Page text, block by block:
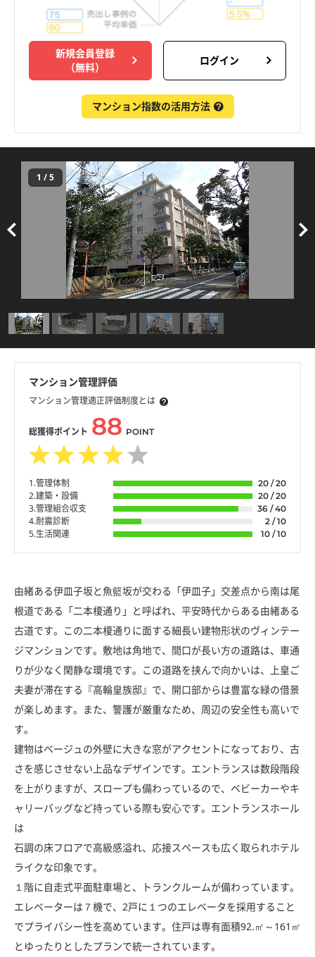
新規会員登録
（無料）
ログイン
マンション指数の活用方法
1 /5
マンション管理評価
マンション管理適正評価制度とは
総獲得ポイント 88 POINT
1.管理体制 20 / 20
2.建築・設備 20 / 20
3.管理組合収支 36 / 40
4.耐震診断 2 / 10
5.生活関連 10 / 10
由緒ある伊皿子坂と魚籃坂が交わる「伊皿子」交差点から南は尾
根道である「二本榎通り」と呼ばれ、平安時代からある由緒ある
古道です。この二本榎通りに面する細長い建物形状のヴィンテー
ジマンションです。敷地は角地で、間口が長い方の道路は、車通
りが少なく閑静な環境です。この道路を挟んで向かいは、上皇ご
夫妻が滞在する『高輪皇族邸』で、開口部からは豊富な緑の借景
が楽しめます。また、警護が厳重なため、周辺の安全性も高いで
す。
建物はベージュの外壁に大きな窓がアクセントになっており、古
さを感じさせない上品なデザインです。エントランスは数段階段
を上がりますが、スロープも備わっているので、ベビーカーやキ
ャリーバッグなど持っている際も安心です。エントランスホール
は
石調の床フロアで高級感溢れ、応接スペースも広く取られホテル
ライクな印象です。
１階に自走式平面駐車場と、トランクルームが備わっています。
エレベーターは７機で、2戸に１つのエレベータを採用すること
でプライバシー性を高めています。住戸は専有面積92.㎡～161㎡
とゆったりとしたプランで統一されています。